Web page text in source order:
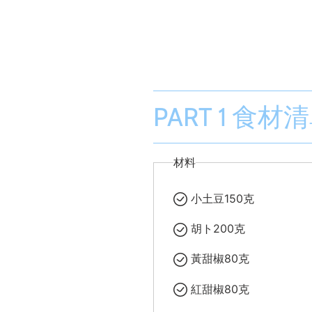
PART 1 食材
材料
小土豆150克
胡ト200克
黃甜椒80克
紅甜椒80克